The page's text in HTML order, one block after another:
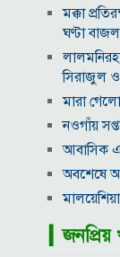
মক্কা
ঘণ্টা
সিরাজুল ও
মারা
নওগাঁয়
আবাসিক
অবশেষে
পরকীয়া
ইনফান্তিনো